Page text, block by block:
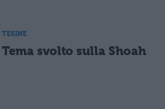
TESINE
Tema svolto sulla Shoah